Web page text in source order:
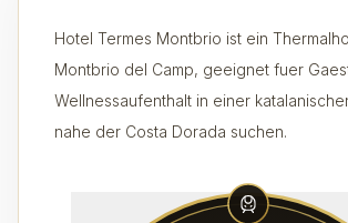
Hotel Termes Montbrio ist ein
Montbrio del Camp, geeignet fuer
Wellnessaufenthalt in einer
nahe der Costa Dorada suchen.